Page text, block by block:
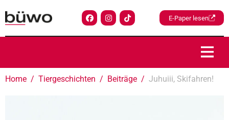
E-Paper lesen
Home Tiergeschichten Beiträge Juhuiii, Skifahren!